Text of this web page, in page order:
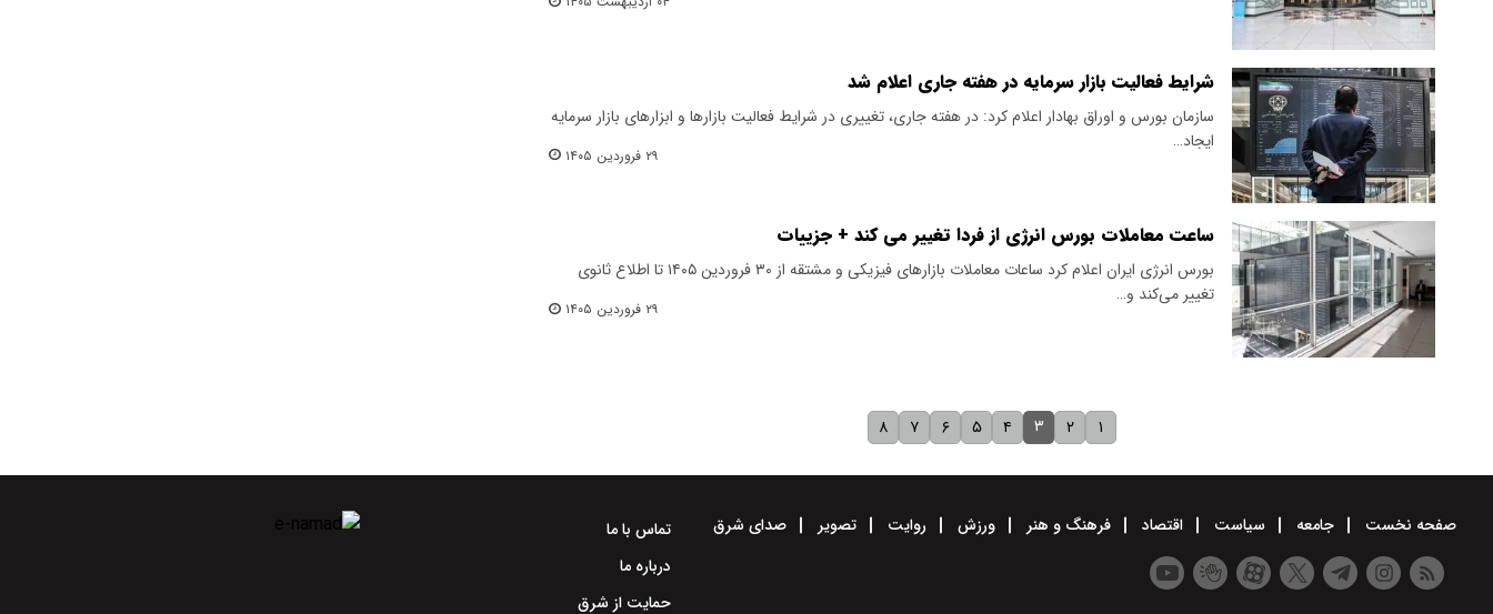
شرایط فعالیت بازار سرمایه در هفته جاری اعلام شد
سازمان بورس و اوراق بهادار اعلام کرد: در هفته جاری، تغییری در شرایط فعالیت بازارها و ابزارهای بازار سرمایه
ایجاد…
۲۹ فروردین ۱۴۰۵
ساعت معاملات بورس انرژی از فردا تغییر می کند + جزییات
بورس انرژی ایران اعلام کرد ساعات معاملات بازارهای فیزیکی و مشتقه از ۳۰ فروردین ۱۴۰۵ تا اطلاع ثانوی
تغییر می‌کند و…
۲۹ فروردین ۱۴۰۵
۱ ۲ ۳ ۴ ۵ ۶ ۷ ۸
صفحه نخست جامعه سیاست اقتصاد فرهنگ و هنر ورزش روایت تصویر صدای شرق
تماس با ما
درباره ما
حمایت از شرق